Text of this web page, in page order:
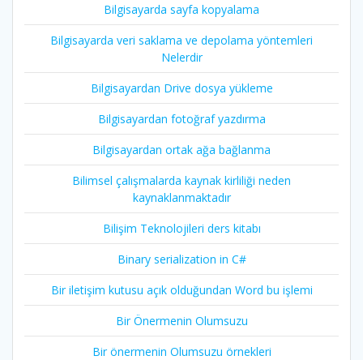
Bilgisayarda sayfa kopyalama
Bilgisayarda veri saklama ve depolama yöntemleri
Nelerdir
Bilgisayardan Drive dosya yükleme
Bilgisayardan fotoğraf yazdırma
Bilgisayardan ortak ağa bağlanma
Bilimsel çalışmalarda kaynak kirliliği neden
kaynaklanmaktadır
Bilişim Teknolojileri ders kitabı
Binary serialization in C#
Bir iletişim kutusu açık olduğundan Word bu işlemi
Bir Önermenin Olumsuzu
Bir önermenin Olumsuzu örnekleri